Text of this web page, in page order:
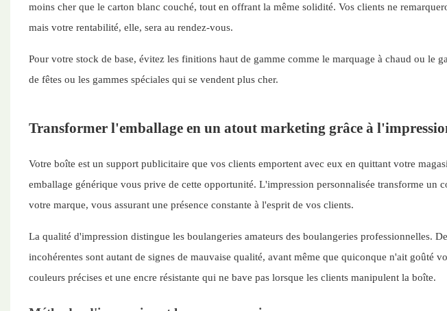
moins cher que le carton blanc couché, tout en offrant la même solidité. Vos clients ne
mais votre rentabilité, elle, sera au rendez-vous.
Pour votre stock de base, évitez les finitions haut de gamme comme le marquage à chaud ou le
de fêtes ou les gammes spéciales qui se vendent plus cher.
Transformer l'emballage en un atout marketing grâce à
Votre boîte est un support publicitaire que vos clients emportent avec eux en quittant votre
emballage générique vous prive de cette opportunité. L'impression personnalisée transforme un
votre marque, vous assurant une présence constante à l'esprit de vos clients.
La qualité d'impression distingue les boulangeries amateurs des boulangeries professionnelles.
incohérentes sont autant de signes de mauvaise qualité, avant même que quiconque n'ait goûté
couleurs précises et une encre résistante qui ne bave pas lorsque les clients manipulent la boîte.